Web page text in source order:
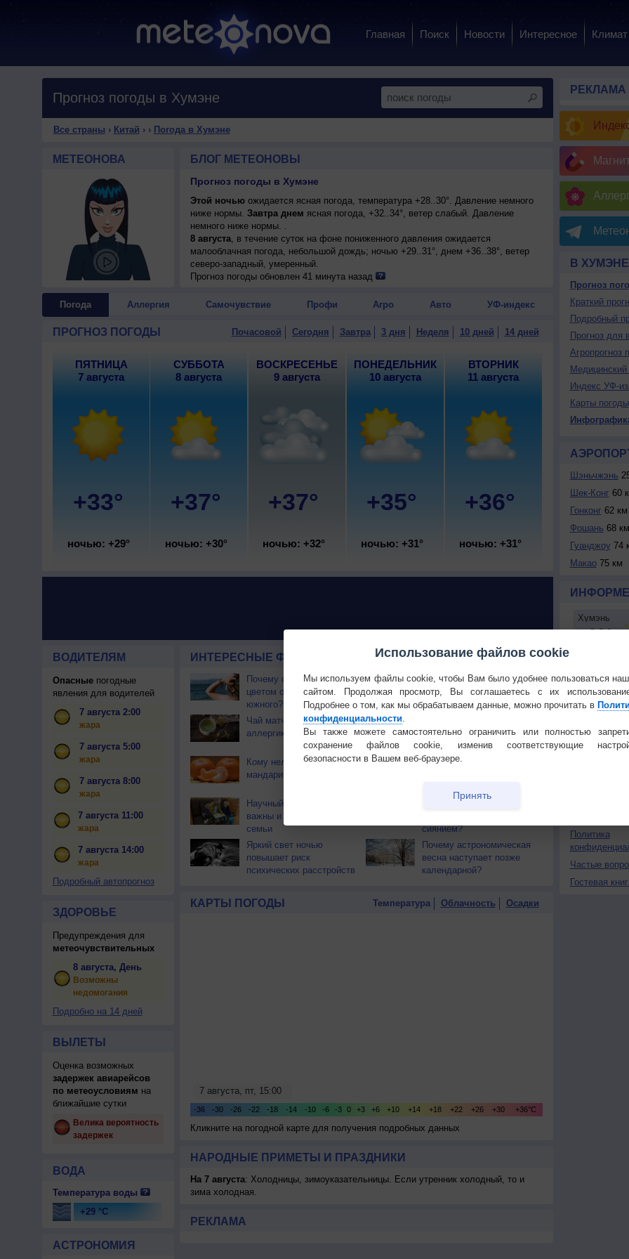
Главная Поиск Новости Интересное Климат
Прогноз погоды в Хумэне
Все страны › Китай › › Погода в Хумэне
МЕТЕОНОВА БЛОГ МЕТЕОНОВЫ
Прогноз погоды в Хумэне
Этой ночьюожидается ясная погода, температура +28..30°. Давление немного
ниже нормы. Завтра днем ясная погода, +32..34°, ветер слабый. Давление
немного ниже нормы. .
8 августа, в течение суток на фоне пониженного давления ожидается
малооблачная погода, небольшой дождь; ночью +29..31°, днем +36..38°, ветер
северо-западный, умеренный.
9 августа, в течение суток на фоне пониженного давления ожидается
умеренный.
ветер северо-западный, умеренный.
Прогноз погоды обновлен 41 минута назад
Погода Аллергия Самочувствие Профи Агро Авто УФ-индекс
ПРОГНОЗ ПОГОДЫ Почасовой Сегодня Завтра 3 дня Неделя 10 дней 14 дней
ПЯТНИЦА
7 августа
+33°
ночью: +29°
СУББОТА
8 августа
+37°
ночью: +30°
ВОСКРЕСЕНЬЕ
9 августа
+37°
ночью: +32°
ПОНЕДЕЛЬНИК
10 августа
+35°
ночью: +31°
ВТОРНИК
11 августа
+36°
ночью: +31°
ВОДИТЕЛЯМ
Опасныепогодные
явления для водителей
7 августа 2:00
жара
7 августа 5:00
жара
7 августа 8:00
жара
7 августа 11:00
жара
7 августа 14:00
жара
Подробный автопрогноз
ЗДОРОВЬЕ
Предупреждения для
метеочувствительных
8 августа, День
Возможны
недомогания
Подробно на 14 дней
ВЫЛЕТЫ
Оценка возможных
задержек авиарейсов
по метеоусловиям на
ближайшие сутки
Велика вероятность
задержек
ВОДА
Температура воды
+29 °C
АСТРОНОМИЯ
ИНТЕРЕСНЫЕ ФАКТЫ О ЧЕЛОВЕКЕ И ПРИРОДЕ
Почему северный загар
цветом отличается от
южного?
Букет сирени вреден для
здоровья
Чай матча может помочь
аллергикам
длинные и блестящие
волосы
Кому нельзя есть
мандарины?
Почему детям не
Научный факт: бабушки
важны и полезны для
семьи
Как правильно вести
сиянием?
Яркий свет ночью
повышает риск
психических расстройств
Почему астрономическая
весна наступает позже
календарной?
КАРТЫ ПОГОДЫ Температура Облачность Осадки
Кликните на погодной карте для получения подробных данных
НАРОДНЫЕ ПРИМЕТЫ И ПРАЗДНИКИ
На 7 августа: Холодницы, зимоуказательницы. Если утренник холодный, то и
зима холодная.
РЕКЛАМА
РЕКЛАМА
В ХУМЭНЕ
Прогноз
Краткий
Подробный
Прогноз для
Агропрогноз
Медицинский
Индекс УФ-
Карты погоды
Шэньчжэнь
Шек-Конг 60
Гонконг 62 км
Фошань 68 км
Гуанджоу 74
Макао75 км
Сделать
Добавить в
Экпорт
Политика
Частые
Гостевая
Использование файлов cookie
Мы используем файлы cookie, чтобы Вам было удобнее пользоваться
сайтом. Продолжая просмотр, Вы соглашаетесь с их
Подробнее о том, как мы обрабатываем данные, можно прочитать в
конфиденциальности.
Вы также можете самостоятельно ограничить или полностью
сохранение файлов cookie, изменив соответствующие
безопасности в Вашем веб-браузере.
Принять